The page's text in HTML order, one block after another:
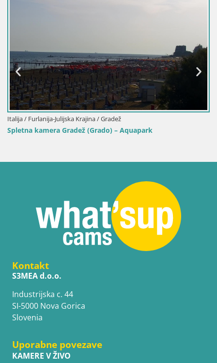
Kontakt
S3MEA d.o.o.
Industrijska c. 44
SI-5000 Nova Gorica
Slovenia
Uporabne povezave
KAMERE V ŽIVO